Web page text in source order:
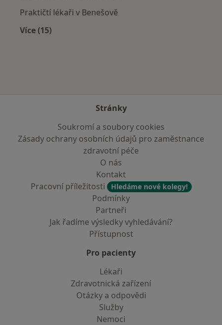
Praktičtí lékaři v Benešově
Více (15)
Stránky
Soukromí a soubory cookies
Zásady ochrany osobních údajů pro zaměstnance
zdravotní péče
O nás
Kontakt
Pracovní příležitosti
Hledáme nové kolegy!
Podmínky
Partneři
Jak řadíme výsledky vyhledávání?
Přístupnost
Pro pacienty
Lékaři
Zdravotnická zařízení
Otázky a odpovědi
Služby
Nemoci